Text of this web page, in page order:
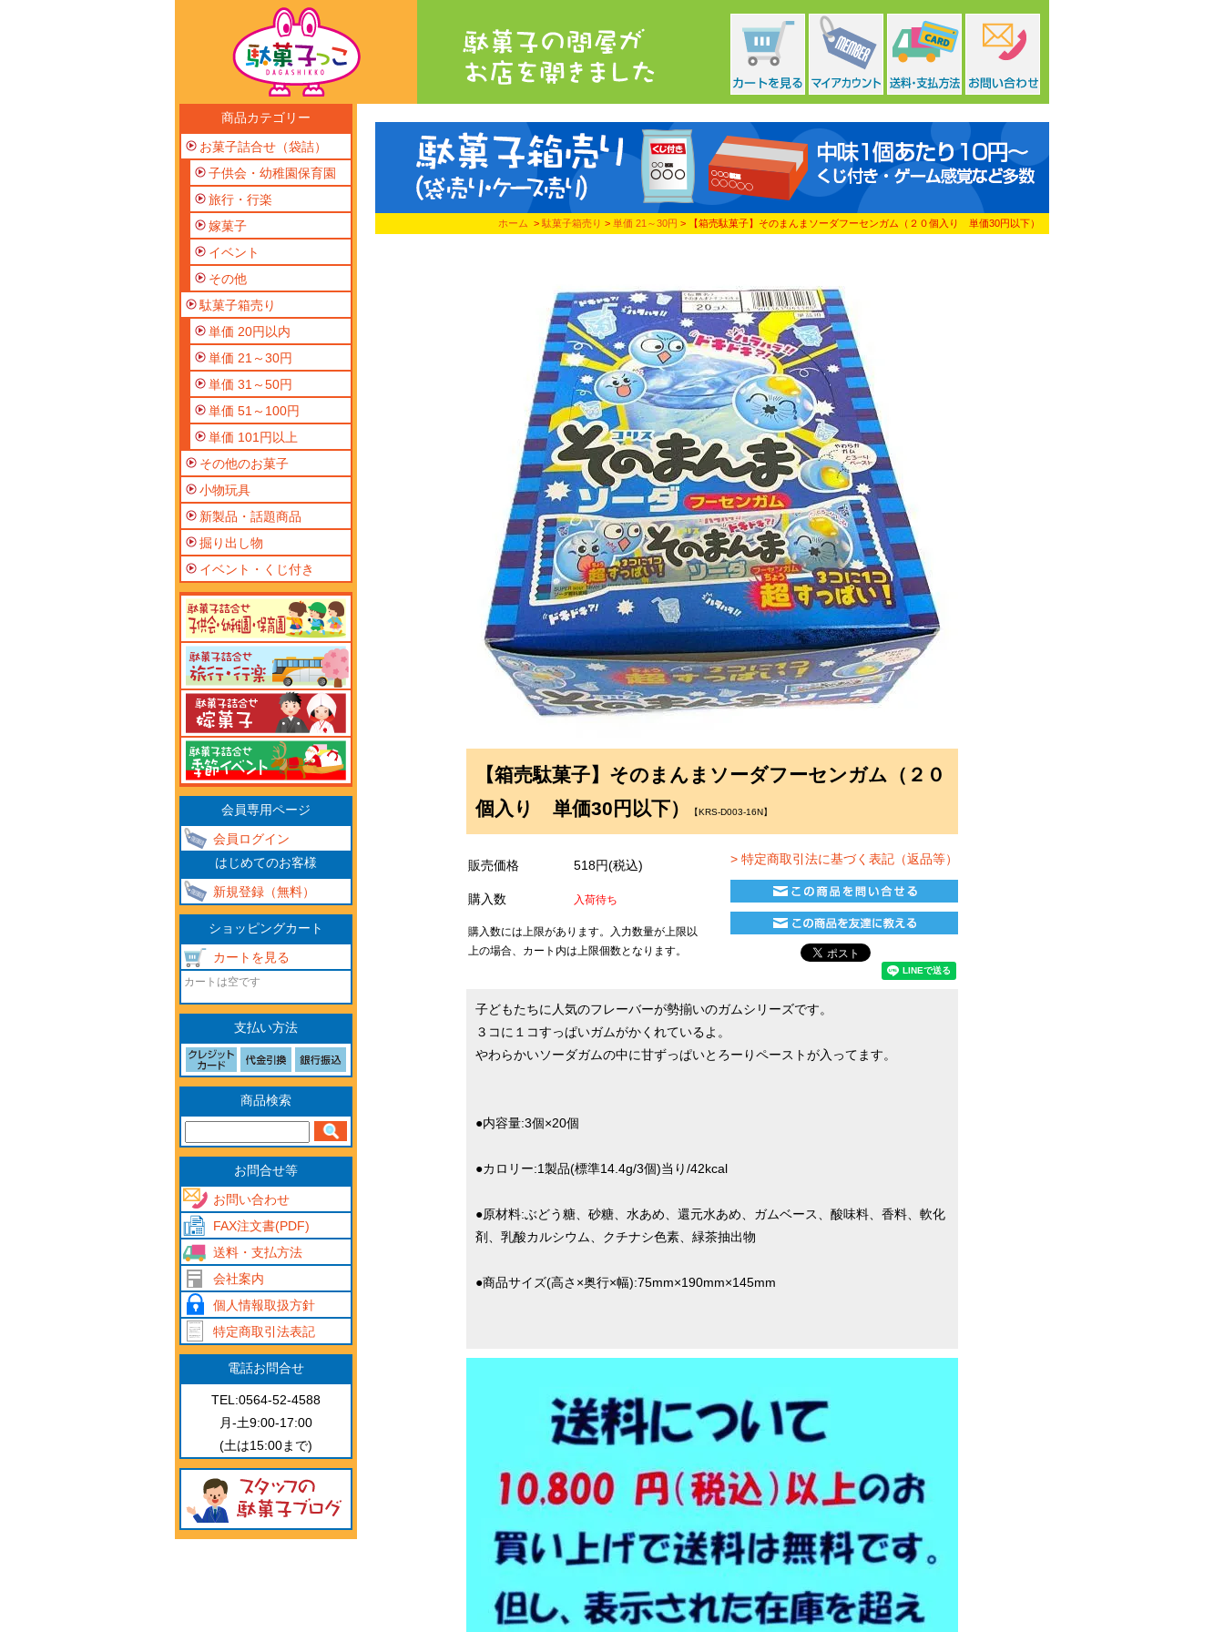
ホーム > 駄菓子箱売り > 単価 21～30円 > 【箱売駄菓子】そのまんまソーダフーセンガム（２０個入り 単価30円以下）
【箱売駄菓子】そのまんまソーダフーセンガム（２０
個入り 単価30円以下）
【KRS-D003-16N】
販売価格 518円(税込)
購入数 入荷待ち
購入数には上限があります。入力数量が上限以
上の場合、カート内は上限個数となります。
> 特定商取引法に基づく表記（返品等）
子どもたちに人気のフレーバーが勢揃いのガムシリーズです。
３コに１コすっぱいガムがかくれているよ。
やわらかいソーダガムの中に甘ずっぱいとろーりペーストが入ってます。
●内容量:3個×20個
●カロリー:1製品(標準14.4g/3個)当り/42kcal
●原材料:ぶどう糖、砂糖、水あめ、還元水あめ、ガムベース、酸味料、香料、軟化
剤、乳酸カルシウム、クチナシ色素、緑茶抽出物
●商品サイズ(高さ×奥行×幅):75mm×190mm×145mm
商品カテゴリー
お菓子詰合せ（袋詰）
子供会・幼稚園保育園
旅行・行楽
嫁菓子
イベント
その他
駄菓子箱売り
単価 20円以内
単価 21～30円
単価 31～50円
単価 51～100円
単価 101円以上
その他のお菓子
小物玩具
新製品・話題商品
掘り出し物
イベント・くじ付き
会員専用ページ
会員ログイン
はじめてのお客様
新規登録（無料）
ショッピングカート
カートを見る
カートは空です
支払い方法
商品検索
お問合せ等
お問い合わせ
FAX注文書(PDF)
送料・支払方法
会社案内
個人情報取扱方針
特定商取引法表記
電話お問合せ
TEL:0564-52-4588
月-土9:00-17:00
(土は15:00まで)